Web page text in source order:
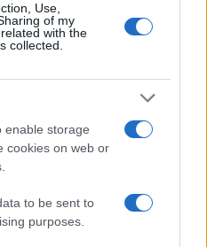
Use,
of my
with the
collected.
enable storage
cookies on web or
to be sent to
purposes.